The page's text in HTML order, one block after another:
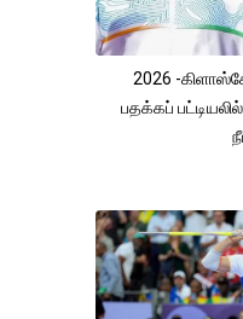
2026 -
பதக்கப்